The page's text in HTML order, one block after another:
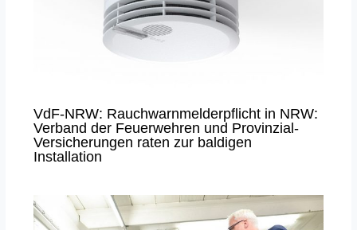
VdF-NRW: Rauchwarnmelderpflicht in NRW:
Verband der Feuerwehren und Provinzial-
Versicherungen raten zur baldigen
Installation